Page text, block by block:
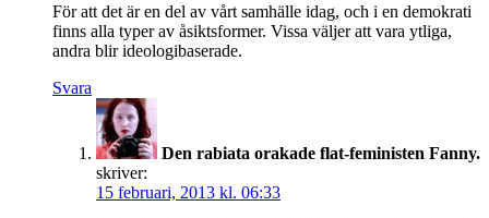
För att det är en del av vårt samhälle idag, och i en demokrati
finns alla typer av åsiktsformer. Vissa väljer att vara ytliga,
andra blir ideologibaserade.
Svara
Den rabiata orakade flat-feministen Fanny.
skriver:
15 februari, 2013 kl. 06:33